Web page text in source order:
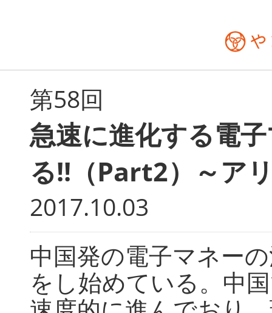
第58回
急速に進化する電
る!!（Part2）～ア
2017.10.03
中国発の電子マネー
をし始めている。中